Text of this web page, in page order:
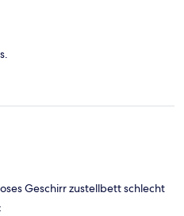
Geschirr zustellbett schlecht